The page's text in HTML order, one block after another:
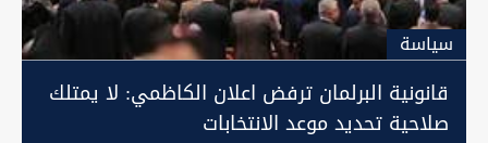
سیاسة
قانونية البرلمان ترفض اعلان الكاظمي: لا يمتلك
صلاحية تحديد موعد الانتخابات